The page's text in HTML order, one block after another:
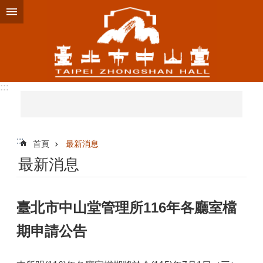
跳到主要內容區塊
:::
::: 首頁 最新消息
最新消息
臺北市中山堂管理所116年各廳室檔
期申請公告